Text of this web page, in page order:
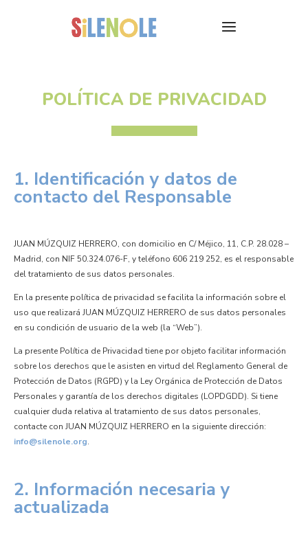
POLÍTICA DE PRIVACIDAD
1. Identificación y datos de
contacto del Responsable
JUAN MÚZQUIZ HERRERO, con domicilio en C/ Méjico, 11, C.P. 28.028 –
Madrid, con NIF 50.324.076-F, y teléfono 606 219 252, es el responsable
del tratamiento de sus datos personales.
En la presente política de privacidad se facilita la información sobre el
uso que realizará JUAN MÚZQUIZ HERRERO de sus datos personales
en su condición de usuario de la web (la “Web”).
La presente Política de Privacidad tiene por objeto facilitar información
sobre los derechos que le asisten en virtud del Reglamento General de
Protección de Datos (RGPD) y la Ley Orgánica de Protección de Datos
Personales y garantía de los derechos digitales (LOPDGDD). Si tiene
cualquier duda relativa al tratamiento de sus datos personales,
contacte con JUAN MÚZQUIZ HERRERO en la siguiente dirección:
info@silenole.org.
2. Información necesaria y
actualizada